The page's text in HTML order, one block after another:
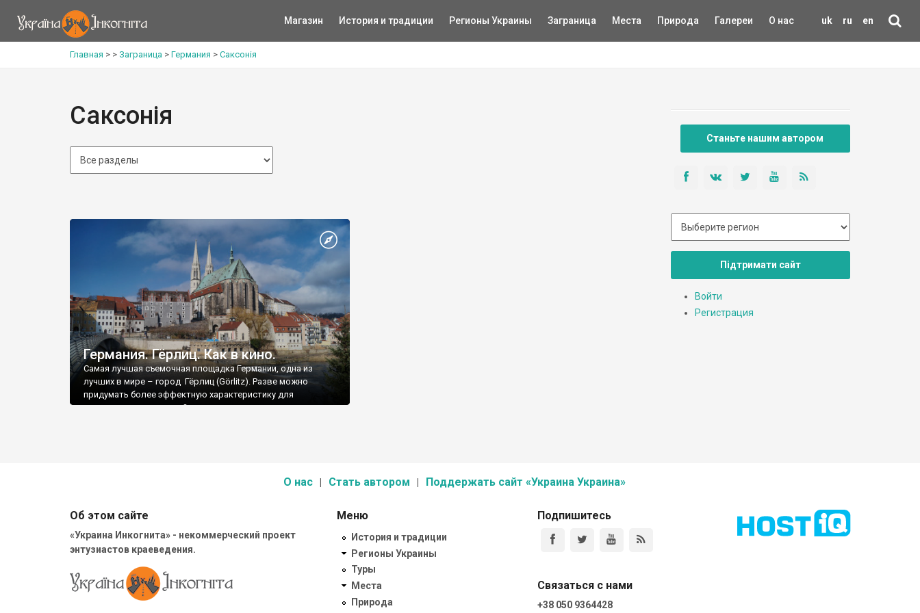
uk ru en
Магазин История и традиции Регионы Украины Заграница Места Природа Галереи О нас
Главная > > Заграница > Германия > Саксонія
Саксонія
Германия. Гёрлиц. Как в кино.
Самая лучшая съемочная площадка Германии, одна из
лучших в мире – город Гёрлиц (Görlitz). Разве можно
придумать более эффектную характеристику для
туристического города?
Станьте нашим автором
Підтримати сайт
Войти
Регистрация
О нас Стать автором Поддержать сайт «Украина Украина»
Об этом сайте
«Украина Инкогнита» - некоммерческий проект
энтузиастов краеведения.
Меню
История и традиции
Регионы Украины
Туры
Места
Природа
Подпишитесь
Связаться с нами
+38 050 9364428